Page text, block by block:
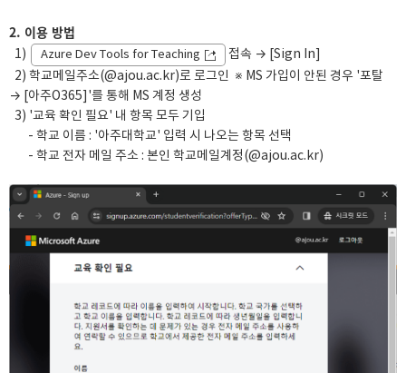
2. 이용 방법
1) Azure Dev Tools for Teaching
접속 → [Sign In]
2) 학교메일주소(@ajou.ac.kr)로 로그인 ※ MS 가입이 안된 경우 '포탈
→ [아주O365]'를 통해 MS 계정 생성
3) '교육 확인 필요' 내 항목 모두 기입
- 학교 이름 : '아주대학교' 입력 시 나오는 항목 선택
- 학교 전자 메일 주소 : 본인 학교메일계정(@ajou.ac.kr)